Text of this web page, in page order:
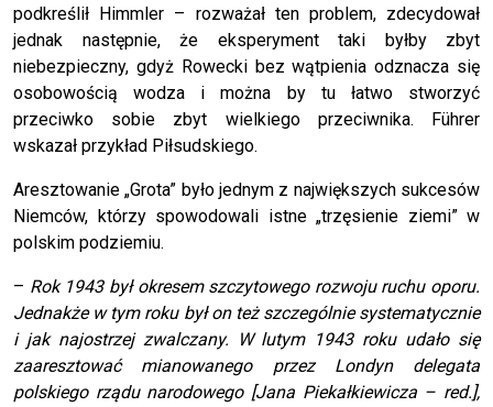
podkreślił Himmler – rozważał ten problem, zdecydował
jednak następnie, że eksperyment taki byłby zbyt
niebezpieczny, gdyż Rowecki bez wątpienia odznacza się
osobowością wodza i można by tu łatwo stworzyć
przeciwko sobie zbyt wielkiego przeciwnika. Führer
wskazał przykład Piłsudskiego.
Aresztowanie „Grota” było jednym z największych sukcesów
Niemców, którzy spowodowali istne „trzęsienie ziemi” w
polskim podziemiu.
– Rok 1943 był okresem szczytowego rozwoju ruchu oporu.
Jednakże w tym roku był on też szczególnie systematycznie
i jak najostrzej zwalczany. W lutym 1943 roku udało się
zaaresztować mianowanego przez Londyn delegata
polskiego rządu narodowego [Jana Piekałkiewicza – red.],